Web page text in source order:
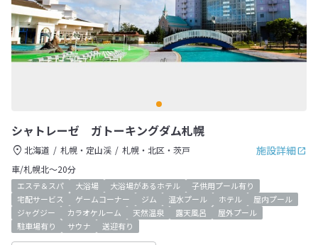
シャトレーゼ ガトーキングダム札幌
施設詳細
北海道 札幌・定山渓
札幌・北区・茨戸
車/札幌北～20分
エステ＆スパ 大浴場 大浴場があるホテル
子供用プール有り
宅配サービス
ゲームコーナー ジム 温水プール ホテル
屋内プール
ジャグジー
カラオケルーム 天然温泉 露天風呂
屋外プール
駐車場有り
サウナ 送迎有り